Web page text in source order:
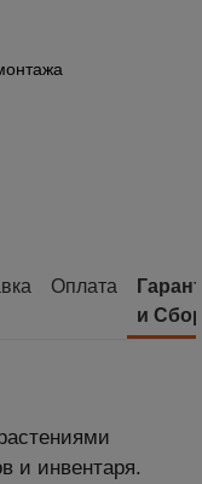
Оплата
и
и инвентаря.